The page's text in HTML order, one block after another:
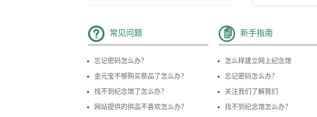
华夏网会员 05月12日给 陶 敬献了 中年女
................ 07月31日给
敬献了
饺子
花束
常见问题
忘记密码怎么办？
金元宝不够购买祭品了怎么办？
找不到纪念馆了怎么办？
网站提供的供品不喜欢怎么办？
新手指南
怎么样建立网上纪念馆
忘记密码怎么办？
关注我们了解我们
找不到纪念馆怎么办？